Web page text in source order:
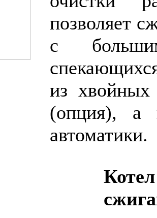
позволяет
с
из хвойных
(опция), а
автоматики.